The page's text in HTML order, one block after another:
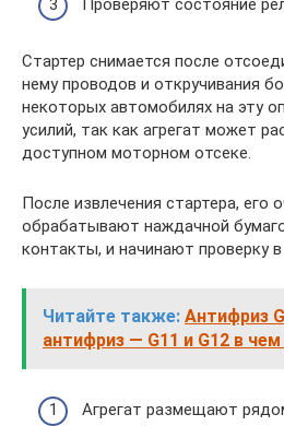
Стартер снимается после
нему проводов и откручивания
некоторых автомобилях на эту
усилий, так как агрегат может
доступном моторном отсеке.
После извлечения стартера, его
обрабатывают наждачной
контакты, и начинают проверку
Читайте также: Антифриз
антифриз — G11 и G12 в
Агрегат размещают